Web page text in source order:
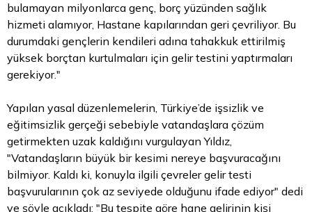
bulamayan milyonlarca genç, borç yüzünden sağlık
hizmeti alamıyor, Hastane kapılarından geri çevriliyor. Bu
durumdaki gençlerin kendileri adına tahakkuk ettirilmiş
yüksek borçtan kurtulmaları için gelir testini yaptırmaları
gerekiyor."
Yapılan yasal düzenlemelerin, Türkiye’de işsizlik ve
eğitimsizlik gerçeği sebebiyle vatandaşlara çözüm
getirmekten uzak kaldığını vurgulayan Yıldız,
"Vatandaşların büyük bir kesimi nereye başvuracağını
bilmiyor. Kaldı ki, konuyla ilgili çevreler gelir testi
başvurularının çok az seviyede olduğunu ifade ediyor" dedi
ve şöyle açıkladı: "Bu tespite göre hane gelirinin kişi